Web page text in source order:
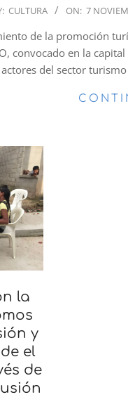
CULTURA ON: 7
de la promoción
convocado en la
del sector
la
y
el
de